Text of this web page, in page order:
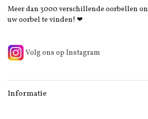
Meer dan 3000 verschillende oorbellen
uw oorbel te vinden! ❤
Volg ons op Instagram
Informatie